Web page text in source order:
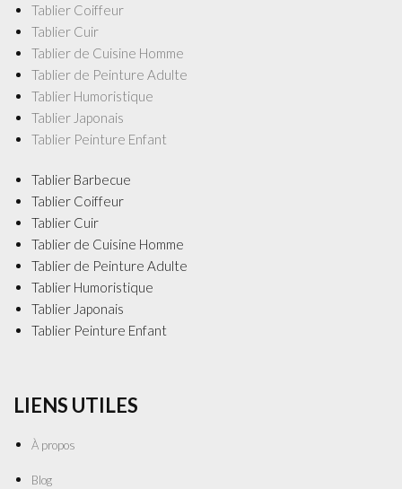
Tablier Coiffeur
Tablier Cuir
Tablier de Cuisine Homme
Tablier de Peinture Adulte
Tablier Humoristique
Tablier Japonais
Tablier Peinture Enfant
Tablier Barbecue
Tablier Coiffeur
Tablier Cuir
Tablier de Cuisine Homme
Tablier de Peinture Adulte
Tablier Humoristique
Tablier Japonais
Tablier Peinture Enfant
LIENS UTILES
À propos
Blog